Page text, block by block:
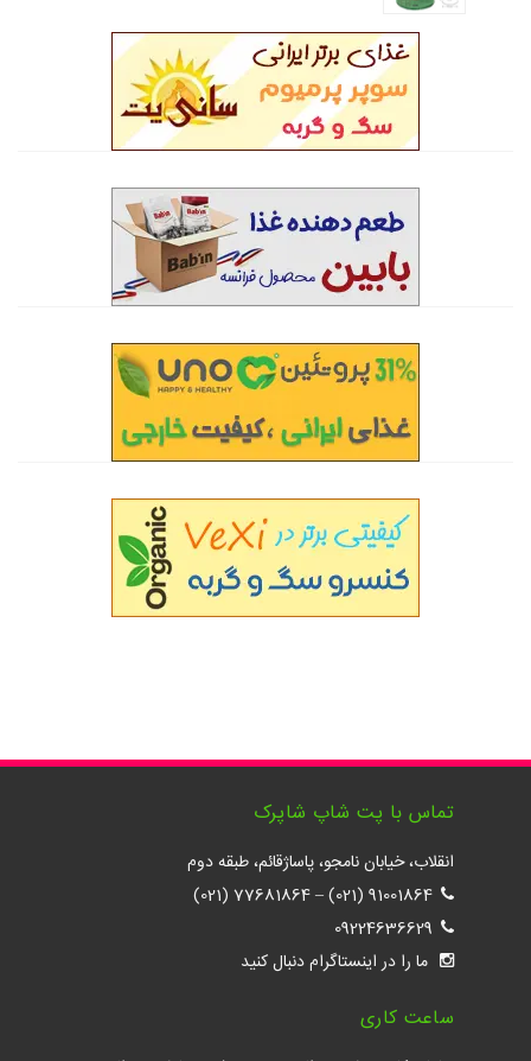
تماس با پت شاپ شاپرک
انقلاب، خیابان نامجو، پاساژقائم، طبقه دوم
91001864 (021)
–
77681864 (021)
09224636629
ما را در اینستاگرام دنبال کنید
ساعت کاری